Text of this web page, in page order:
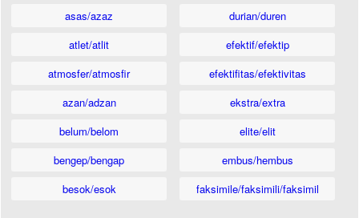
asas/azaz
atlet/atlit
atmosfer/atmosfir
azan/adzan
belum/belom
bengep/bengap
besok/esok
durian/duren
efektif/efektip
efektifitas/efektivitas
ekstra/extra
elite/elit
embus/hembus
faksimile/faksimili/faksimil